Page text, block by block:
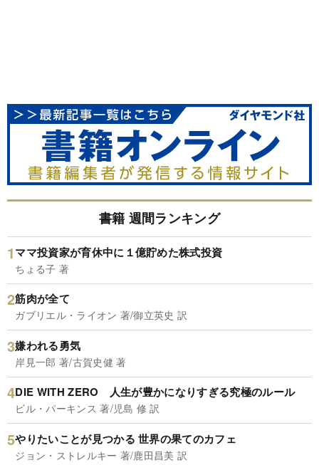
書籍 週間ランキング
ママ投資家が育休中に１億貯めた株式投資
ちょる子 著
筋肉が全て
ガブリエル・ライオン 著/御立英史 訳
嫌われる勇気
岸見一郎 著/古賀史健 著
DIE WITH ZERO 人生が豊かになりすぎる究極のルール
ビル・パーキンス 著/児島 修 訳
やりたいことが見つかる 世界の果てのカフェ
ジョン・ストレルキー 著/鹿田昌美 訳